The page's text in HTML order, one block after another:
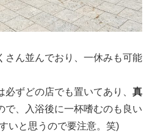
さん並んでおり、一休みも可能
ずどの店でも置いてあり、 真
で、入浴後に一杯嗜むのも良い
いと思うので要注意。笑)